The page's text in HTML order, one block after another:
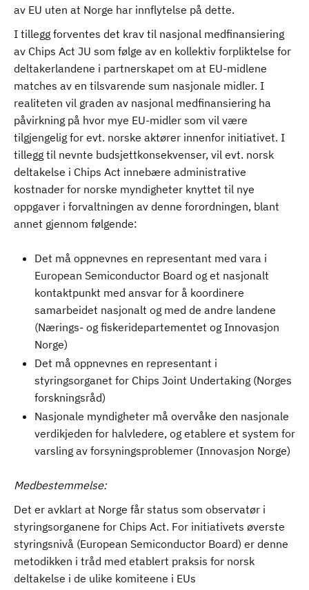
av EU uten at Norge har innflytelse på dette.
I tillegg forventes det krav til nasjonal medfinansiering
av Chips Act JU som følge av en kollektiv forpliktelse for
deltakerlandene i partnerskapet om at EU-midlene
matches av en tilsvarende sum nasjonale midler. I
realiteten vil graden av nasjonal medfinansiering ha
påvirkning på hvor mye EU-midler som vil være
tilgjengelig for evt. norske aktører innenfor initiativet. I
tillegg til nevnte budsjettkonsekvenser, vil evt. norsk
deltakelse i Chips Act innebære administrative
kostnader for norske myndigheter knyttet til nye
oppgaver i forvaltningen av denne forordningen, blant
annet gjennom følgende:
Det må oppnevnes en representant med vara i
European Semiconductor Board og et nasjonalt
kontaktpunkt med ansvar for å koordinere
samarbeidet nasjonalt og med de andre landene
(Nærings- og fiskeridepartementet og Innovasjon
Norge)
Det må oppnevnes en representant i
styringsorganet for Chips Joint Undertaking (Norges
forskningsråd)
Nasjonale myndigheter må overvåke den nasjonale
verdikjeden for halvledere, og etablere et system for
varsling av forsyningsproblemer (Innovasjon Norge)
Medbestemmelse:
Det er avklart at Norge får status som observatør i
styringsorganene for Chips Act. For initiativets øverste
styringsnivå (European Semiconductor Board) er denne
metodikken i tråd med etablert praksis for norsk
deltakelse i de ulike komiteene i EUs